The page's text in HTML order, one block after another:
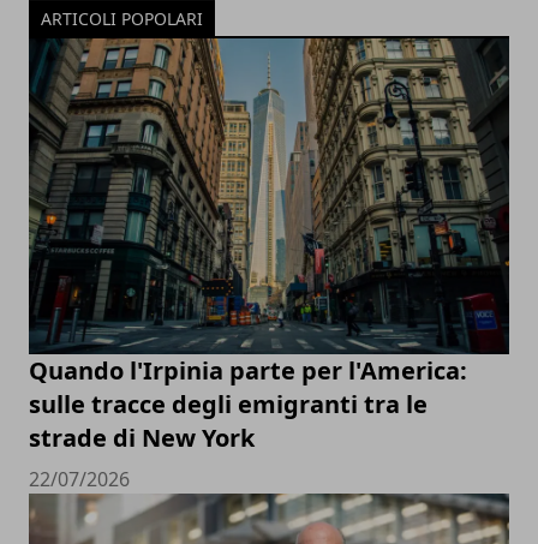
ARTICOLI POPOLARI
Quando l'Irpinia parte per l'America:
sulle tracce degli emigranti tra le
strade di New York
22/07/2026